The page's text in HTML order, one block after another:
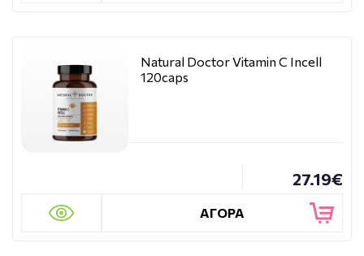
Natural Doctor Vitamin C Incell
120caps
27.19€
ΑΓΟΡΑ